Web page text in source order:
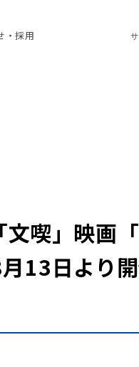
・採用
喫」映画
月13日より